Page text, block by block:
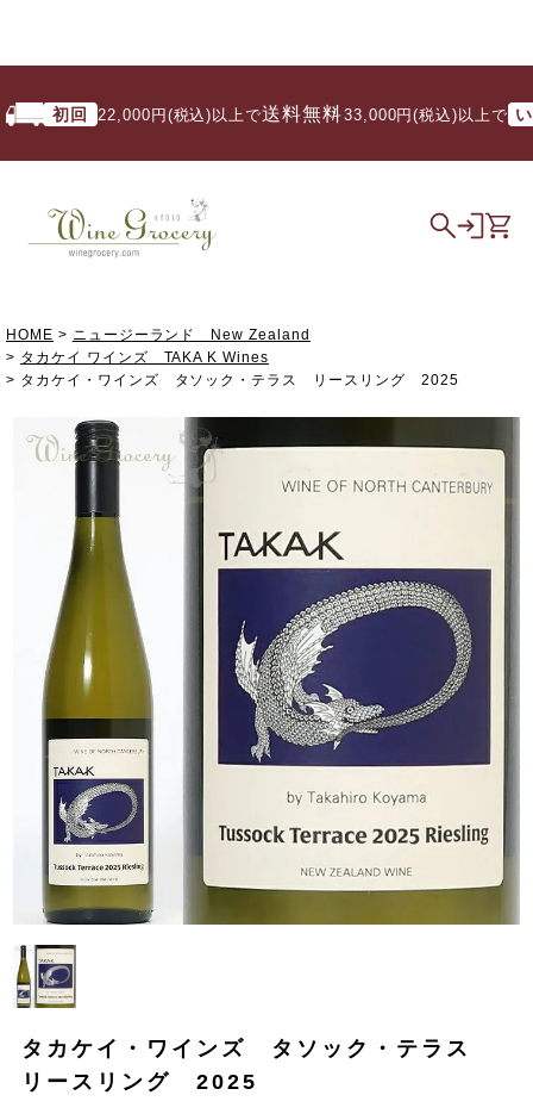
初回 22,000円(税込)以上で送料無料/ 33,000円(税込)以上で いつで
HOME
ニュージーランド New Zealand
タカケイ ワインズ TAKA K Wines
タカケイ・ワインズ タソック・テラス リースリング 2025
タカケイ・ワインズ タソック・テラス
リースリング 2025